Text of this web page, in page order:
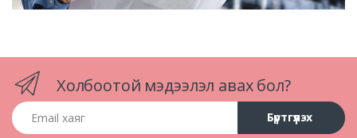
Холбоотой мэдээлэл авах бол?
Email хаяг
Бүртгүүлэх